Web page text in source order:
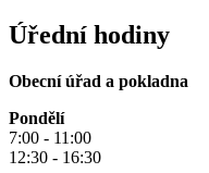
Úřední hodiny
Obecní úřad a pokladna
Pondělí
7:00 - 11:00
12:30 - 16:30